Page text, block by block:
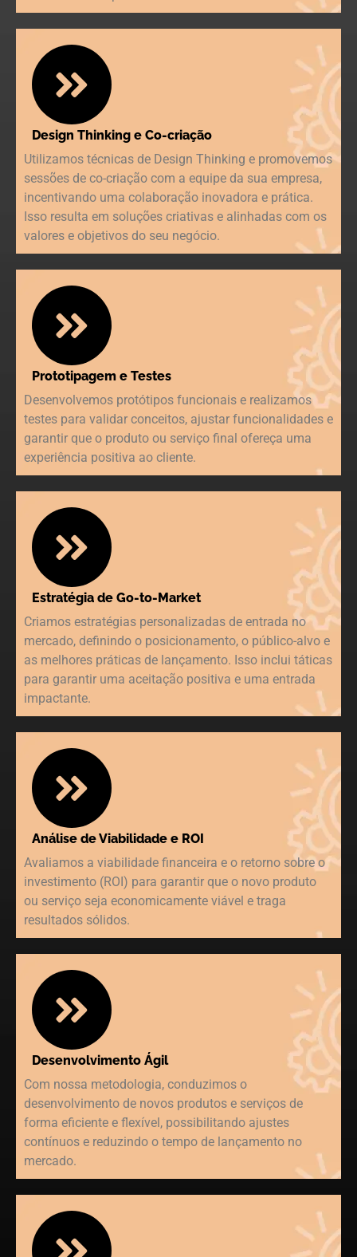
Design Thinking e Co-criação
Utilizamos técnicas de Design Thinking e promovemos
sessões de co-criação com a equipe da sua empresa,
incentivando uma colaboração inovadora e prática.
Isso resulta em soluções criativas e alinhadas com os
valores e objetivos do seu negócio.
Prototipagem e Testes
Desenvolvemos protótipos funcionais e realizamos
testes para validar conceitos, ajustar funcionalidades e
garantir que o produto ou serviço final ofereça uma
experiência positiva ao cliente.
Estratégia de Go-to-Market
Criamos estratégias personalizadas de entrada no
mercado, definindo o posicionamento, o público-alvo e
as melhores práticas de lançamento. Isso inclui táticas
para garantir uma aceitação positiva e uma entrada
impactante.
Análise de Viabilidade e ROI
Avaliamos a viabilidade financeira e o retorno sobre o
investimento (ROI) para garantir que o novo produto
ou serviço seja economicamente viável e traga
resultados sólidos.
Desenvolvimento Ágil
Com nossa metodologia, conduzimos o
desenvolvimento de novos produtos e serviços de
forma eficiente e flexível, possibilitando ajustes
contínuos e reduzindo o tempo de lançamento no
mercado.